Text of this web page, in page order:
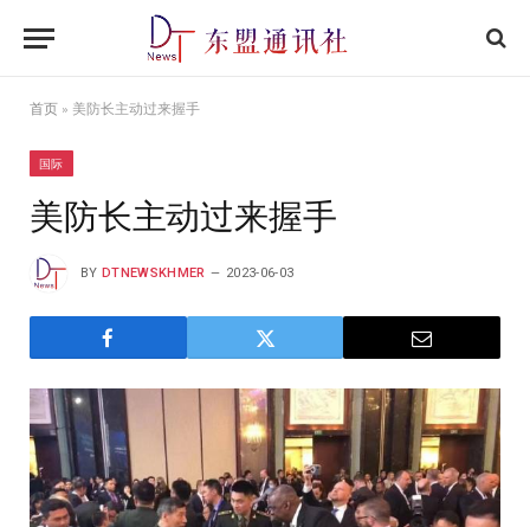
首页 » 美防长主动过来握手
国际
美防长主动过来握手
BY DTNEWSKHMER 2023-06-03